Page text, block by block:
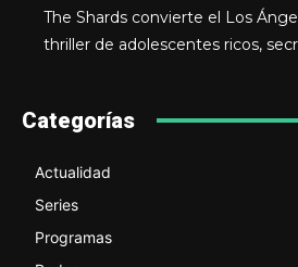
The Shards convierte el Los
thriller de adolescentes ricos,
Categorías
Actualidad
Series
Programas